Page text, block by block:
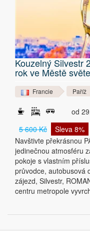
Kouzelný Silvestr
rok ve Městě
Francie Paříž
od
5 600 Kč
Sleva 8%
Navštivte překrásnou
jedinečnou atmosféru
pokoje s vlastním
průvodce, autobusová
zájezd, Silvestr,
centru metropole